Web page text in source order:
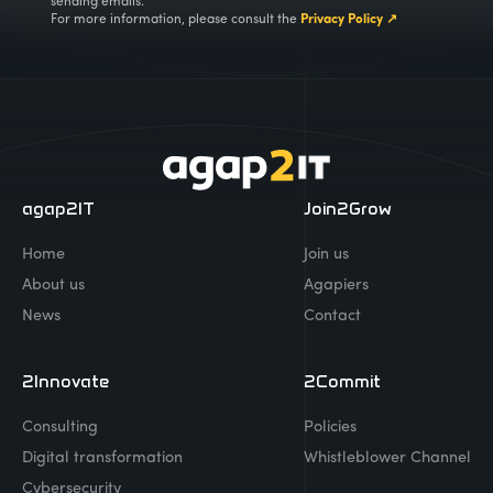
For more information, please consult the Privacy Policy ↗
agap2IT
Home
About us
News
Join2Grow
Join us
Agapiers
Contact
2Innovate
Consulting
Digital transformation
Cybersecurity
2Commit
Policies
Whistleblower Channel